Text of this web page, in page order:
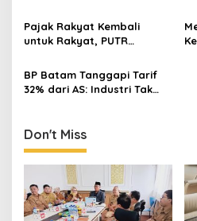
Wilayah Timur
Pajak Rakyat Kembali
untuk Rakyat, PUTR
Pembangunan Jalan dari
Opsen PKB
BP Batam Tanggapi Tarif
32% dari AS: Industri Tak
Don't Miss